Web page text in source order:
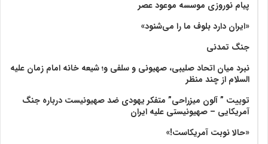
پیام نوروزی موسسه موعود عصر
«ایران دارد بلوف ما را می‌شنود»
جنگ تمدنی
نبرد میان اتحاد صلیبی، صهیونی و سلفی و؛ شیعه خانه امام زمان علیه
السلام از چند منظر
توییت ” آلون میزراحی” متفکر یهودی ضد صهیونیست درباره جنگ
آمریکایی – صهیونیستی علیه ایران
«حالا نوبت آمریکاست!»